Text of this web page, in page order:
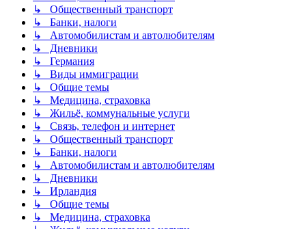
↳ Общественный транспорт
↳ Банки, налоги
↳ Автомобилистам и автолюбителям
↳ Дневники
↳ Германия
↳ Виды иммиграции
↳ Общие темы
↳ Медицина, страховка
↳ Жильё, коммунальные услуги
↳ Связь, телефон и интернет
↳ Общественный транспорт
↳ Банки, налоги
↳ Автомобилистам и автолюбителям
↳ Дневники
↳ Ирландия
↳ Общие темы
↳ Медицина, страховка